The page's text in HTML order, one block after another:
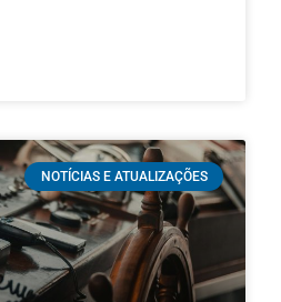
NOTÍCIAS E ATUALIZAÇÕES